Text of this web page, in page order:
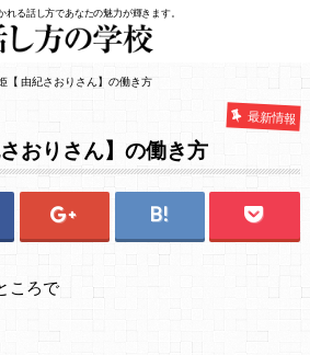
れる話し方であなたの魅力が輝きます。
【 由紀さおりさん】の働き方
最新情報
おりさん】の働き方
ころで